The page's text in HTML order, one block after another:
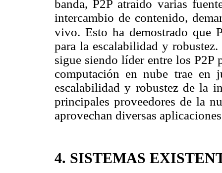
banda, P2P atraído varias
intercambio de contenido,
vivo. Esto ha demostrado que
para la escalabilidad y
sigue siendo líder entre los P2P
computación en nube trae en
escalabilidad y robustez de la
principales proveedores de la
aprovechan diversas
4. SISTEMAS